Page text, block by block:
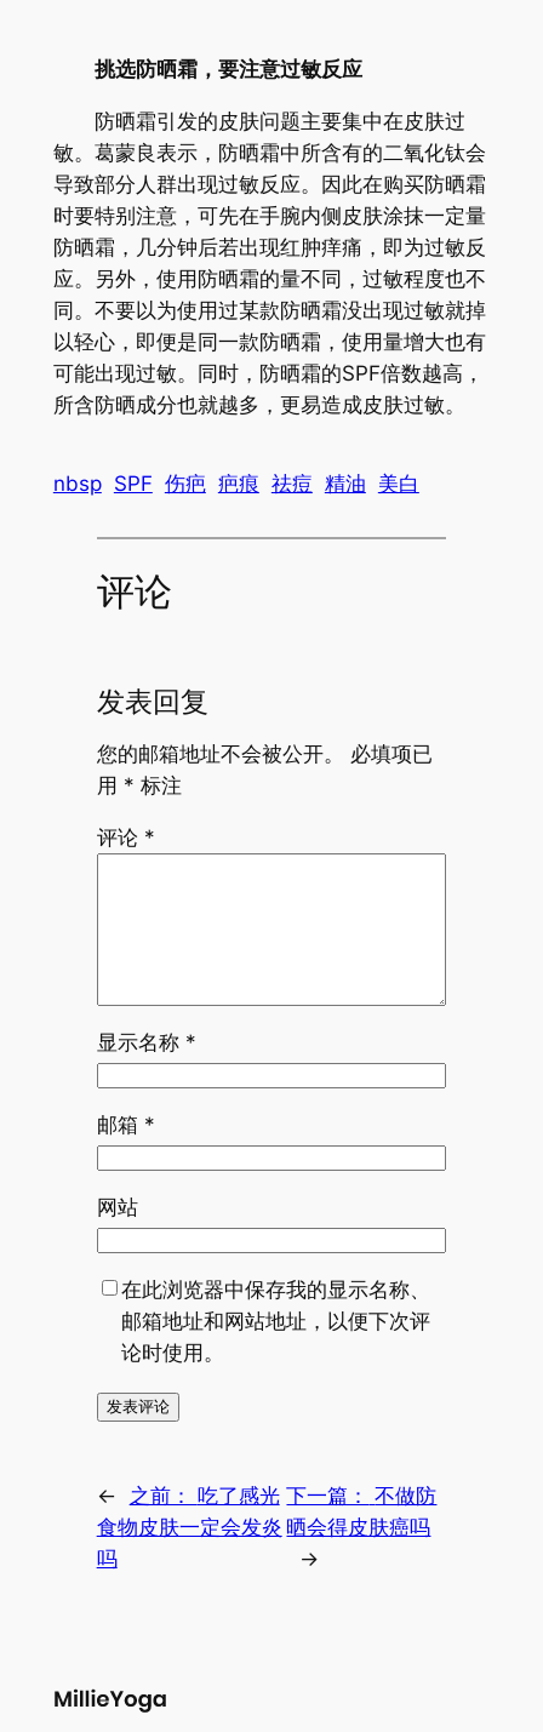
挑选防晒霜，要注意过敏反应
防晒霜引发的皮肤问题主要集中在皮肤过
敏。葛蒙良表示，防晒霜中所含有的二氧化钛会
导致部分人群出现过敏反应。因此在购买防晒霜
时要特别注意，可先在手腕内侧皮肤涂抹一定量
防晒霜，几分钟后若出现红肿痒痛，即为过敏反
应。另外，使用防晒霜的量不同，过敏程度也不
同。不要以为使用过某款防晒霜没出现过敏就掉
以轻心，即便是同一款防晒霜，使用量增大也有
可能出现过敏。同时，防晒霜的SPF倍数越高，
所含防晒成分也就越多，更易造成皮肤过敏。
nbsp SPF 伤疤 疤痕 祛痘 精油 美白
评论
发表回复
您的邮箱地址不会被公开。
必填项已
用 * 标注
评论 *
显示名称 *
邮箱 *
网站
在此浏览器中保存我的显示名称、
邮箱地址和网站地址，以便下次评
论时使用。
← 之前： 吃了感光
食物皮肤一定会发炎
吗
下一篇：
不做防
晒会得皮肤癌吗
→